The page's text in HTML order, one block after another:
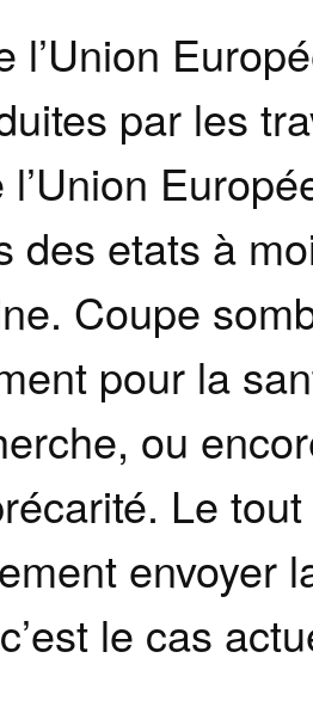
l’Union
par les
des etats à
Coupe
pour la
ou
Le
envoyer
le cas